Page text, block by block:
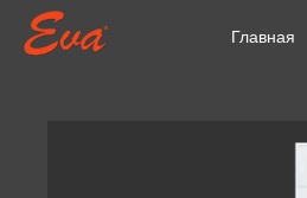
Главная